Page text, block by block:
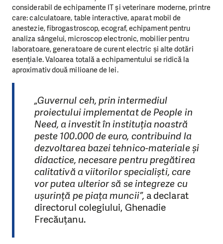
considerabil de echipamente IT și veterinare moderne, printre
care: calculatoare, table interactive, aparat mobil de
anestezie, fibrogastroscop, ecograf, echipament pentru
analiza sângelui, microscop electronic, mobilier pentru
laboratoare, generatoare de curent electric și alte dotări
esențiale. Valoarea totală a echipamentului se ridică la
aproximativ două milioane de lei.
„Guvernul ceh, prin intermediul
proiectului implementat de People in
Need, a investit în instituția noastră
peste 100.000 de euro, contribuind la
dezvoltarea bazei tehnico-materiale și
didactice, necesare pentru pregătirea
calitativă a viitorilor specialiști, care
vor putea ulterior să se integreze cu
ușurință pe piața muncii”, a declarat
directorul colegiului, Ghenadie
Frecăuțanu.